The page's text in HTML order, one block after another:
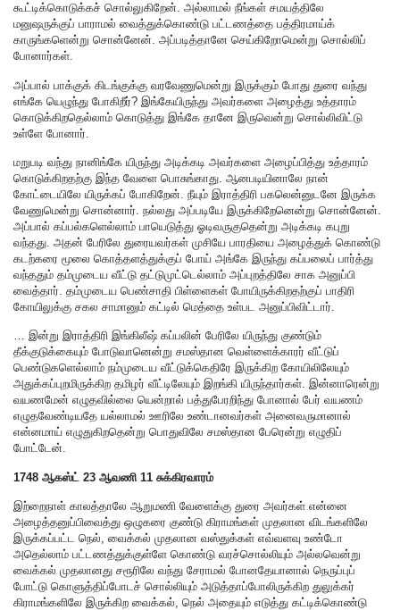
கூட்டிக்கொடுக்கச் சொல்லுகிறேன். அல்லாமல் நீங்கள் சமயத்திலே
மனுஷருக்குப் பாராமல் வைத்துக்கொண்டு பட்டணத்தை பத்திரமாய்க்
காருங்களென்று சொன்னேன். அப்படித்தானே செய்கிறோமென்று சொல்லிப்
போனார்கள்.
அப்பால் பாக்குக் கிடங்குக்கு வரவேணுமென்று இருக்கும் போது துரை வந்து
எங்கே யெழுந்து போகிறீர்? இங்கேயிருந்து அவர்களை அழைத்து உத்தாரம்
கொடுக்கிறதெல்லாம் கொடுத்து இங்கே தானே இருவென்று சொல்லிவிட்டு
உள்ளே போனார்.
மறுபடி வந்து நானிங்கே யிருந்து அடிக்கடி அவர்களை அழைப்பித்து உத்தாரம்
கொடுக்கிறதற்கு இந்த வேளை பொசுங்காது. ஆனபடியினாலே நான்
கோட்டையிலே யிருக்கப் போகிறேன். நீயும் இராத்திரி பகலென்னுடனே இருக்க
வேணுமென்று சொன்னார். நல்லது அப்படியே இருக்கிறேனென்று சொன்னேன்.
அப்பால் கப்பல்களெல்லாம் பாயெடுத்து ஓடிவருகுதென்று அடிக்கடி கபுறு
வந்தது. அதன் பேரிலே துரையவர்கள் முசியே பாரதியை அழைத்துக் கொண்டு
கடற்கரை மூலை கொத்தளத்துக்குப் போய் அங்கே இருந்து கப்பலைப் பார்த்து
வந்ததும் தம்முடைய வீட்டு தட்டுமுட்டெல்லாம் அப்புறத்திலே சாக அனுப்பி
வைத்தார். தம்முடைய பெண்சாதி பிள்ளைகள் போயிருக்கிறதற்குப் பாதிரி
கோயிலுக்கு சகல சாமானும் கட்டில் மெத்தை உள்பட அனுப்பிவிட்டார்.
… இன்று இராத்திரி இங்கிலீஷ் கப்பலின் பேரிலே யிருந்து குண்டும்
தீக்குடுக்கையும் போடுவானென்று சமஸ்தான வெள்ளைக்காரர் வீட்டுப்
பெண்டுகளெல்லாம் நம்முடைய வீட்டுக்கெதிரே இருக்கிற கோயிலிலேயும்
அதுக்கப்புறமிருக்கிற தமிழர் வீட்டிலேயும் இறங்கி யிருந்தார்கள். இன்னாரென்று
வயணமேன் எழுதவில்லை யென்றால் பத்துபேரறிந்து போனால் பேர் வயணம்
எழுதவேண்டியதே யல்லாமல் ஊரிலே உண்டானவர்கள் அனைவருமானால்
என்னமாய் எழுதுகிறதென்று பொதுவிலே சமஸ்தான பேரென்று எழுதிப்
போட்டேன்.
1748 ஆகஸ்ட் 23 ஆவணி 11 சுக்கிரவாரம்
இற்றைநாள் காலத்தாலே ஆறுமணி வேளைக்கு துரை அவர்கள் என்னை
அழைத்தனுப்பிவைத்து ஒழுகரை குண்டு கிராமங்கள் முதலான விடங்களிலே
இருக்கப்பட்ட நெல், வைக்கல் முதலான வஸ்துக்கள் எவ்வளவு உண்டோ
அதெல்லாம் பட்டணத்துக்குள்ளே கொண்டு வரச்சொல்லியும் அல்லவென்று
வைக்கல் முதலானது சரூரிலே வந்து சேராமல் போனதேயானால் நெருப்புப்
போட்டு கொளுத்திப்போடச் சொல்லியும் அடுத்தாப்போலிருக்கிற துலுக்கர்
கிராமங்களிலே இருக்கிற வைக்கல், நெல் அதையும் எடுத்து கட்டிக்கொண்டு